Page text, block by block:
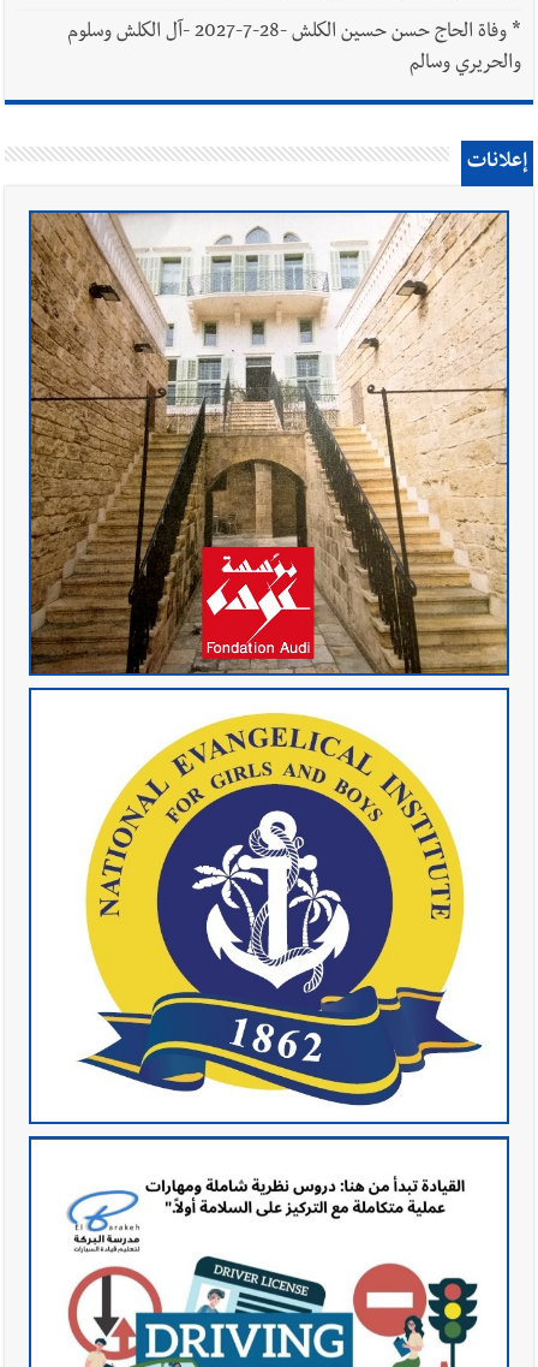
*
وفاة الحاج حسن حسين الكلش -28-7-2027 -آل الكلش وسلوم
والحريري وسالم
إعلانات